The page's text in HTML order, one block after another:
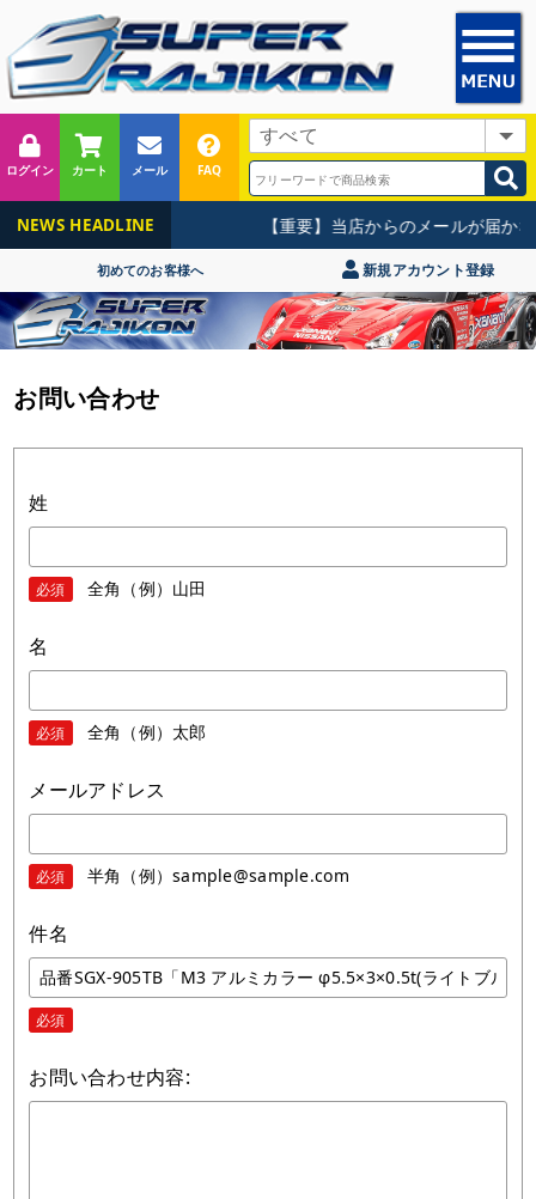
ログイン カート メール FAQ
NEWS HEADLINE 【重要】当店からのメールが届か
初めてのお客様へ 新規アカウント登録
お問い合わせ
姓
必須 全角（例）山田
名
必須 全角（例）太郎
メールアドレス
必須 半角（例）sample@sample.com
件名
必須
お問い合わせ内容: